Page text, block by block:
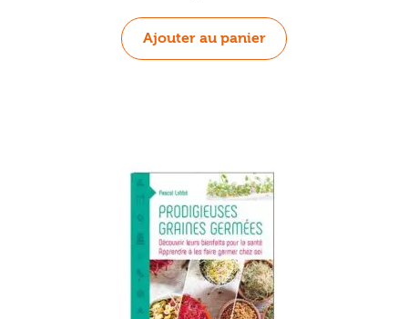
Ajouter au panier